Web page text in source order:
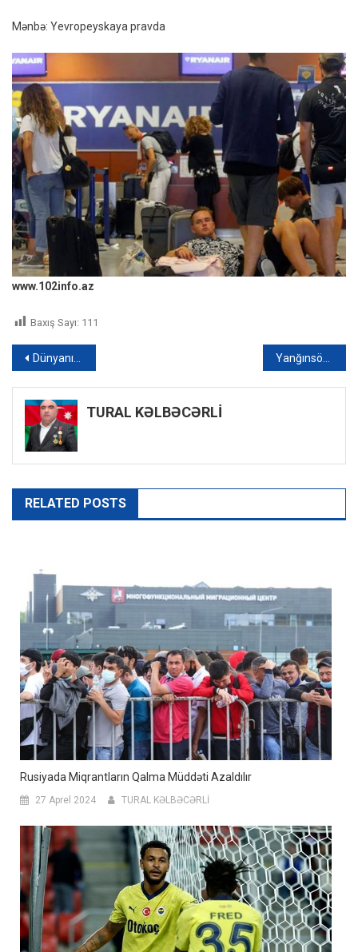
Mənbə: Yevropeyskaya pravda
www.102info.az
Baxış Sayı: 111
Yazı
naviqasiyası
Dünyanın ən zəngin kriptomilyarderləri üç aya 61,4 milyard dollar itiriblər
TURAL KƏLBƏCƏRLİ
RELATED POSTS
Rusiyada Miqrantların Qalma Müddəti Azaldılır
27 Aprel 2024 TURAL KƏLBƏCƏRLİ